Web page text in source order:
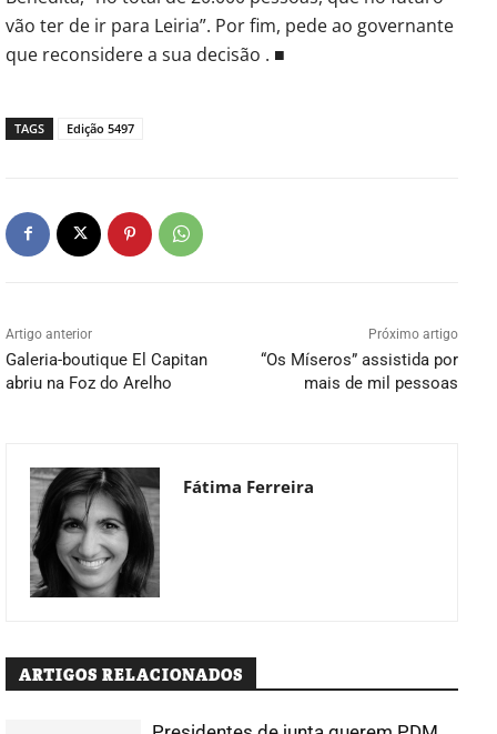
vão ter de ir para Leiria”. Por fim, pede ao governante
que reconsidere a sua decisão . ■
TAGS Edição 5497
Artigo anterior
Galeria-boutique El Capitan
abriu na Foz do Arelho
Próximo artigo
“Os Míseros” assistida por
mais de mil pessoas
Fátima Ferreira
ARTIGOS RELACIONADOS